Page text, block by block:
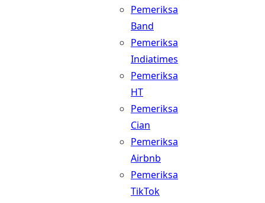
Pemeriksa
Band
Pemeriksa
Indiatimes
Pemeriksa
HT
Pemeriksa
Cian
Pemeriksa
Airbnb
Pemeriksa
TikTok